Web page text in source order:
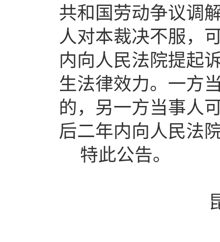
共和国劳动争议调
人对本裁决不服，
内向人民法院提起
生法律效力。一方
的，另一方当事人
后二年内向人民法
特此公告。